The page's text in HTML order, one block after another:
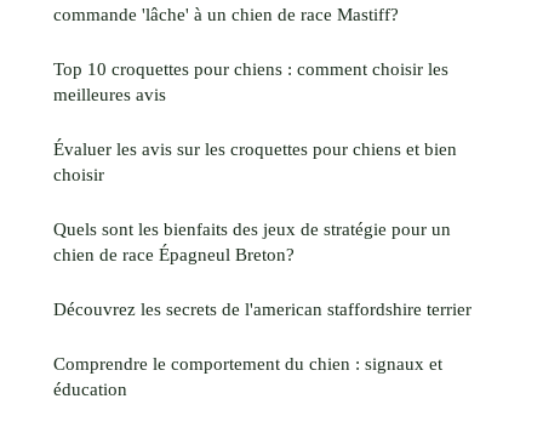
commande 'lâche' à un chien de race Mastiff?
Top 10 croquettes pour chiens : comment choisir les
meilleures avis
Évaluer les avis sur les croquettes pour chiens et bien
choisir
Quels sont les bienfaits des jeux de stratégie pour un
chien de race Épagneul Breton?
Découvrez les secrets de l'american staffordshire terrier
Comprendre le comportement du chien : signaux et
éducation